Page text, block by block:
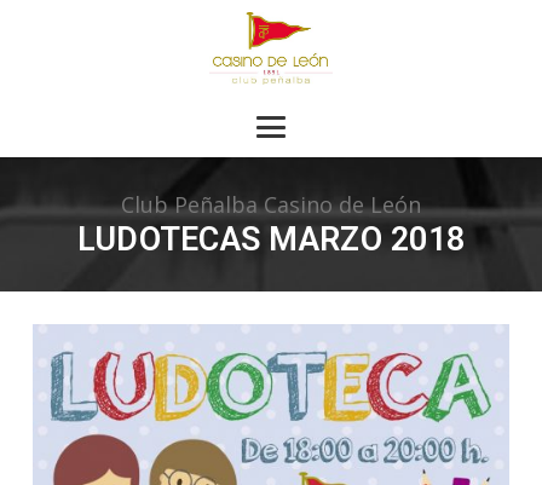
Club Peñalba Casino de León
LUDOTECAS MARZO 2018